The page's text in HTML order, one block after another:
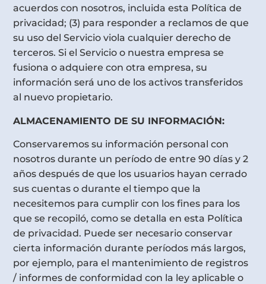
acuerdos con nosotros, incluida esta Política de
privacidad; (3) para responder a reclamos de que
su uso del Servicio viola cualquier derecho de
terceros. Si el Servicio o nuestra empresa se
fusiona o adquiere con otra empresa, su
información será uno de los activos transferidos
al nuevo propietario.
ALMACENAMIENTO DE SU INFORMACIÓN:
Conservaremos su información personal con
nosotros durante un período de entre 90 días y 2
años después de que los usuarios hayan cerrado
sus cuentas o durante el tiempo que la
necesitemos para cumplir con los fines para los
que se recopiló, como se detalla en esta Política
de privacidad. Puede ser necesario conservar
cierta información durante períodos más largos,
por ejemplo, para el mantenimiento de registros
/ informes de conformidad con la ley aplicable o